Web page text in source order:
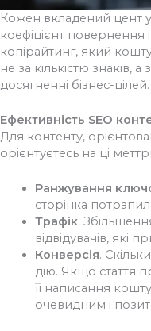
Кожен вкладений цент
коефіцієнт повернення
копірайтинг, який
не за кількістю знаків,
досягненні бізнес-цілей.
Ефективність SEO
Для контенту,
орієнтуєтесь на ці
Ранжування
сторінка
Трафік.
відвідувачів, які
Конверсія.
дію. Якщо стаття
її написання
очевидним і